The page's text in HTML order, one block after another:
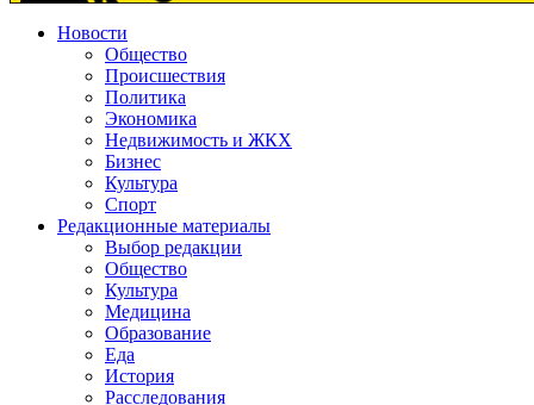
Новости
Общество
Происшествия
Политика
Экономика
Недвижимость и ЖКХ
Бизнес
Культура
Спорт
Редакционные материалы
Выбор редакции
Общество
Культура
Медицина
Образование
Еда
История
Расследования